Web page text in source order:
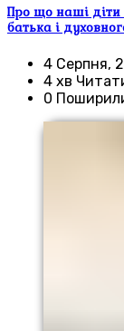
Про що наші діти
батька і
4 Серпня,
4 хв
0